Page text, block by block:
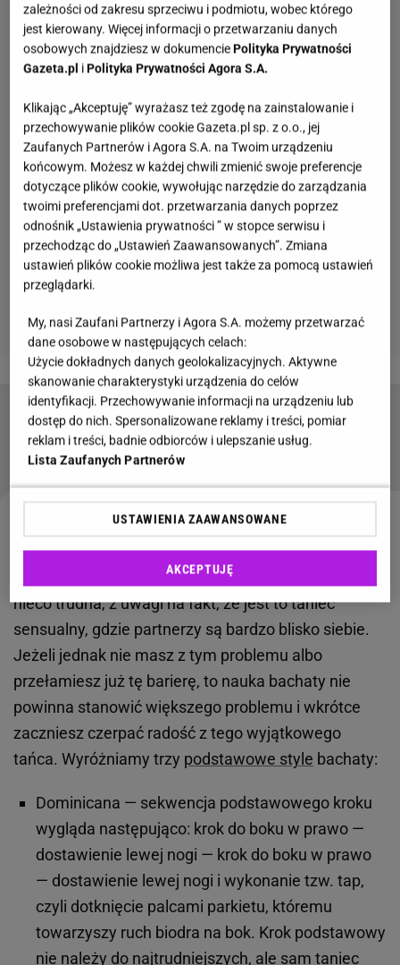
Bachata. Jak wyglądają kroki tańca bachata?
Czy bachatę można tańczyć solo?
Bachata dla początkujących, czyli o stylach bachaty
Bachata dla początkujących może wydawać się
nieco trudna, z uwagi na fakt, że jest to taniec
sensualny, gdzie partnerzy są bardzo blisko siebie.
Jeżeli jednak nie masz z tym problemu albo
przełamiesz już tę barierę, to nauka bachaty nie
powinna stanowić większego problemu i wkrótce
zaczniesz czerpać radość z tego wyjątkowego
tańca. Wyróżniamy trzy podstawowe style bachaty:
Dominicana — sekwencja podstawowego kroku
wygląda następująco: krok do boku w prawo —
dostawienie lewej nogi — krok do boku w prawo
— dostawienie lewej nogi i wykonanie tzw. tap,
czyli dotknięcie palcami parkietu, któremu
towarzyszy ruch biodra na bok. Krok podstawowy
nie należy do najtrudniejszych, ale sam taniec
zależności od zakresu sprzeciwu i podmiotu, wobec którego
jest kierowany. Więcej informacji o przetwarzaniu danych
osobowych znajdziesz w dokumenciePolityka Prywatności
Gazeta.pl iPolityka Prywatności Agora S.A.
Klikając „Akceptuję” wyrażasz też zgodę na zainstalowanie i
przechowywanie plików cookie Gazeta.pl sp. z o.o., jej
Zaufanych Partnerów i Agora S.A. na Twoim urządzeniu
końcowym. Możesz w każdej chwili zmienić swoje preferencje
dotyczące plików cookie, wywołując narzędzie do zarządzania
twoimi preferencjami dot. przetwarzania danych poprzez
odnośnik „Ustawienia prywatności ” w stopce serwisu i
przechodząc do „Ustawień Zaawansowanych”. Zmiana
ustawień plików cookie możliwa jest także za pomocą ustawień
przeglądarki.
My, nasi Zaufani Partnerzy i Agora S.A. możemy przetwarzać
dane osobowe w następujących celach:
Użycie dokładnych danych geolokalizacyjnych. Aktywne
skanowanie charakterystyki urządzenia do celów
identyfikacji. Przechowywanie informacji na urządzeniu lub
dostęp do nich. Spersonalizowane reklamy i treści, pomiar
reklam i treści, badnie odbiorców i ulepszanie usług.
Lista Zaufanych Partnerów
USTAWIENIA ZAAWANSOWANE
AKCEPTUJĘ